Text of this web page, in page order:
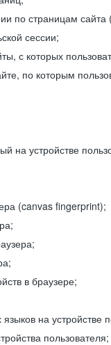
по страницам сайта
сессии;
с которых
по которым
на устройстве
(canvas fingerprint);
в браузере;
на устройстве
пользователя;